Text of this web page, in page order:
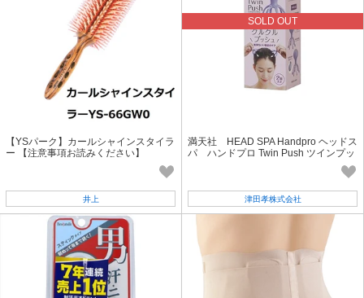
【YSパーク】カールシャインスタイラ
ー 【注意事項お読みください】
井上
SOLD OUT
満天社 HEAD SPA Handpro ヘッドス
パ ハンドプロ Twin Push ツインプッ
津田孝株式会社